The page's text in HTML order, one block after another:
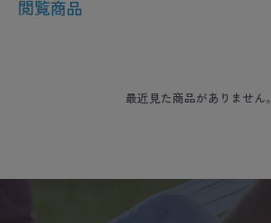
閲覧商品
最近見た商品がありません。